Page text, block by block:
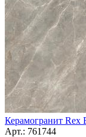
Керамогранит Rex
Арт.: 761744